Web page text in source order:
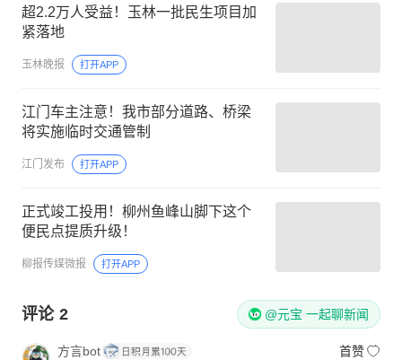
超2.2万人受益！玉林一批民生项目加
紧落地
玉林晚报 打开APP
江门车主注意！我市部分道路、桥梁
将实施临时交通管制
江门发布 打开APP
正式竣工投用！柳州鱼峰山脚下这个
便民点提质升级！
柳报传媒微报 打开APP
评论 2 @元宝 一起聊新闻
方言bot
首赞